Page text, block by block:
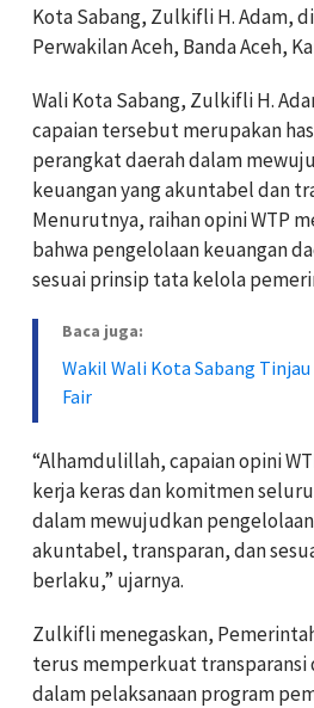
Kota Sabang, Zulkifli H. Adam,
Perwakilan Aceh, Banda Aceh,
Wali Kota Sabang, Zulkifli H.
capaian tersebut merupakan
perangkat daerah dalam
keuangan yang akuntabel dan
Menurutnya, raihan opini WTP
bahwa pengelolaan keuangan
sesuai prinsip tata kelola
Baca juga:
Wakil Wali Kota Sabang
Fair
“Alhamdulillah, capaian opini
kerja keras dan komitmen
dalam mewujudkan
akuntabel, transparan, dan
berlaku,” ujarnya.
Zulkifli menegaskan,
terus memperkuat
dalam pelaksanaan program